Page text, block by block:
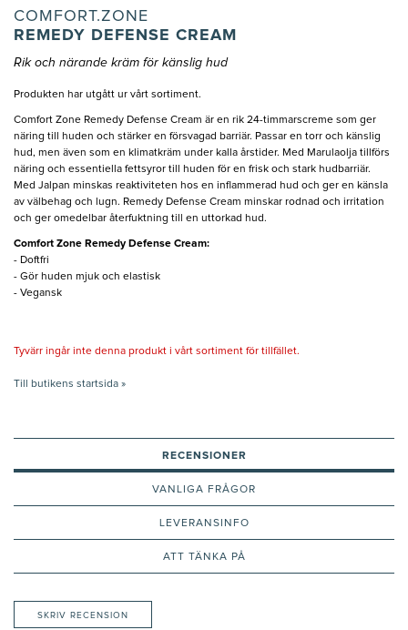
COMFORT.ZONE
REMEDY DEFENSE CREAM
Rik och närande kräm för känslig hud
Produkten har utgått ur vårt sortiment.
Comfort Zone Remedy Defense Cream är en rik 24-timmarscreme som ger
näring till huden och stärker en försvagad barriär. Passar en torr och känslig
hud, men även som en klimatkräm under kalla årstider. Med Marulaolja tillförs
näring och essentiella fettsyror till huden för en frisk och stark hudbarriär.
Med Jalpan minskas reaktiviteten hos en inflammerad hud och ger en känsla
av välbehag och lugn. Remedy Defense Cream minskar rodnad och irritation
och ger omedelbar återfuktning till en uttorkad hud.
Comfort Zone Remedy Defense Cream:
- Doftfri
- Gör huden mjuk och elastisk
- Vegansk
Tyvärr ingår inte denna produkt i vårt sortiment för tillfället.
Till butikens startsida »
RECENSIONER
VANLIGA FRÅGOR
LEVERANSINFO
ATT TÄNKA PÅ
SKRIV RECENSION